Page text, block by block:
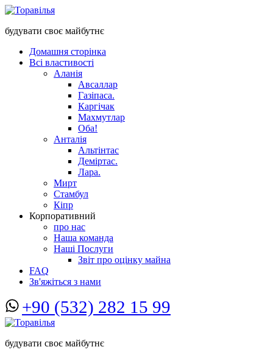
будувати своє майбутнє
Домашня сторінка
Всі властивості
Аланія
Авсаллар
Газіпаса.
Каргічак
Махмутлар
Оба!
Анталія
Альтінтас
Деміртас.
Лара.
Мирт
Стамбул
Кіпр
Корпоративний
про нас
Наша команда
Наші Послуги
Звіт про оцінку майна
FAQ
Зв'яжіться з нами
+90 (532) 282 15 99
будувати своє майбутнє